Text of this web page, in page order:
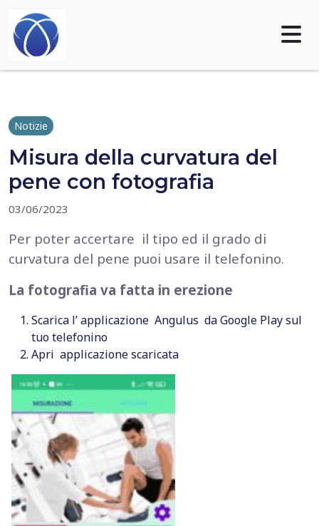
Notizie
Misura della curvatura del
pene con fotografia
03/06/2023
Per poter accertare il tipo ed il grado di
curvatura del pene puoi usare il telefonino.
La fotografia va fatta in erezione
Scarica l’ applicazione Angulus da Google Play sul
tuo telefonino
Apri applicazione scaricata